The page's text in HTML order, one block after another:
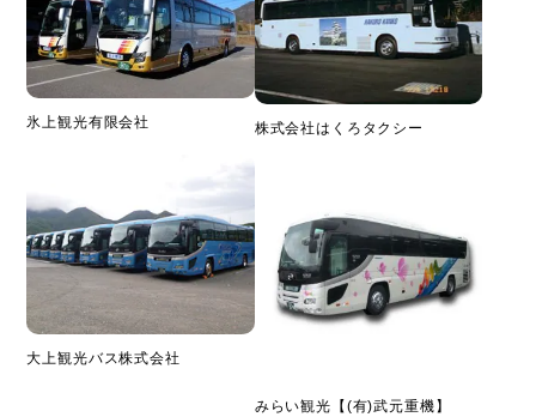
氷上観光有限会社 株式会社はくろタクシー
大上観光バス株式会社
みらい観光【(有)武元重機】